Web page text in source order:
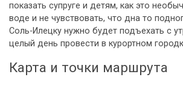
показать супруге и детям, как это
воде и не чувствовать, что дна то
Соль-Илецку нужно будет подъехать с
целый день провести в курортном
Карта и точки маршрута